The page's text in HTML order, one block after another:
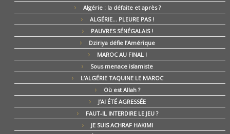
Algérie : la défaite et après ?
ALGÉRIE… PLEURE PAS !
PAUVRES SÉNÉGALAIS !
Dziriya défie l’Amérique
MAROC AU FINAL !
Sous menace islamiste
L’ALGÉRIE TAQUINE LE MAROC
Où est Allah ?
J’AI ÉTÉ AGRESSÉE
FAUT-IL INTERDIRE LE JEU ?
JE SUIS ACHRAF HAKIMI